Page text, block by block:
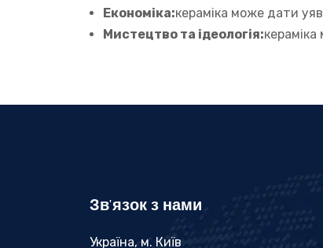
Економіка:кераміка може дати
Мистецтво та ідеологія:кераміка
Зв'язок з нами
Україна, м. Київ